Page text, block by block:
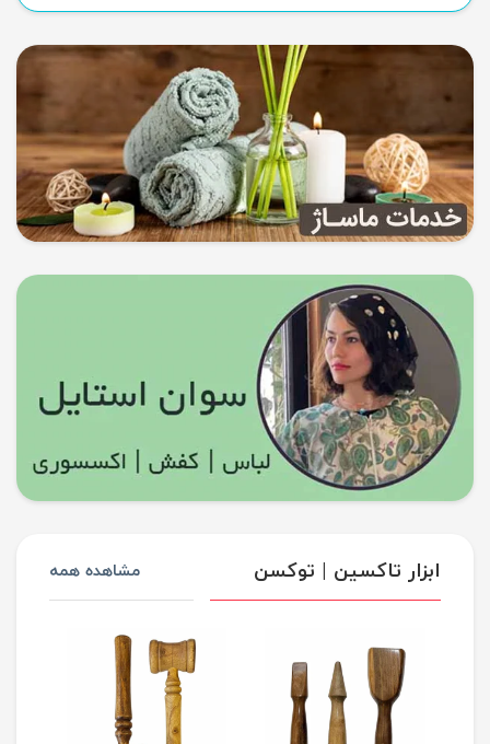
ابزار تاکسین | توکسن مشاهده همه